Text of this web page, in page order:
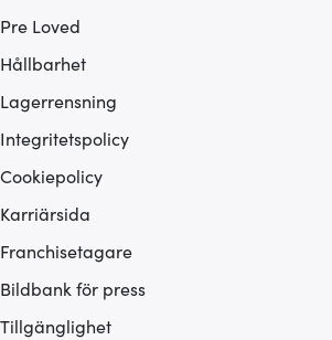
Pre Loved
Hållbarhet
Lagerrensning
Integritetspolicy
Cookiepolicy
Karriärsida
Franchisetagare
Bildbank för press
Tillgänglighet